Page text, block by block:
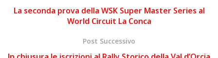
La seconda prova della WSK Super Master Series al
World Circuit La Conca
Post Successivo